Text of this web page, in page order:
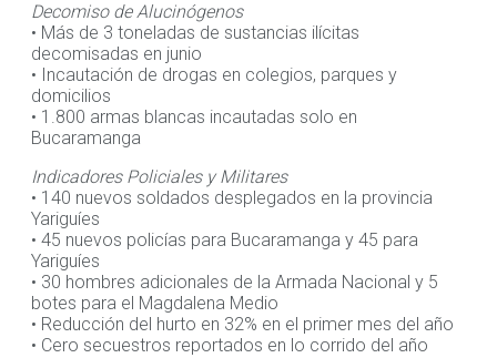
Decomiso de Alucinógenos
• Más de 3 toneladas de sustancias ilícitas
decomisadas en junio
• Incautación de drogas en colegios, parques y
domicilios
• 1.800 armas blancas incautadas solo en
Bucaramanga
Indicadores Policiales y Militares
• 140 nuevos soldados desplegados en la provincia
Yariguíes
• 45 nuevos policías para Bucaramanga y 45 para
Yariguíes
• 30 hombres adicionales de la Armada Nacional y 5
botes para el Magdalena Medio
• Reducción del hurto en 32% en el primer mes del año
• Cero secuestros reportados en lo corrido del año